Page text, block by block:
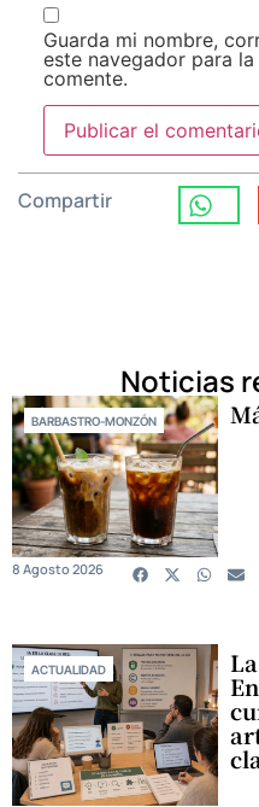
Guarda mi nombre,
este navegador para
comente.
Compartir
Noticias
BARBASTRO-MONZÓN
8 Agosto 2026
ACTUALIDAD